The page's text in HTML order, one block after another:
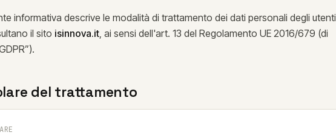
informativa descrive le modalità di trattamento dei dati personali degli utenti
il sito isinnova.it, ai sensi dell'art. 13 del Regolamento UE 2016/679 (di
del trattamento